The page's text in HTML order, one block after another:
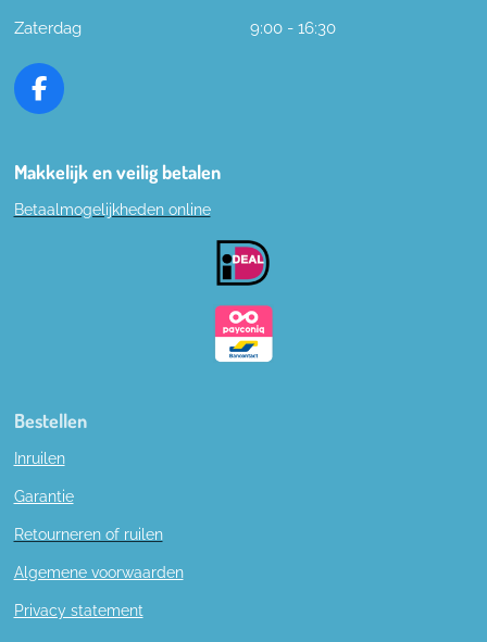
Zaterdag
9:00 - 16:30
F
e
o
Makkelijk en veilig betalen
Betaalmogelijkheden online
Bestellen
Inruilen
Garantie
Retourneren of ruilen
Algemene voorwaarden
Privacy statement